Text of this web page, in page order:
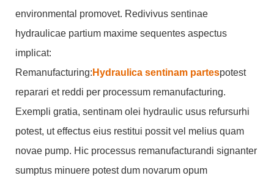
environmental promovet. Redivivus sentinae
hydraulicae partium maxime sequentes aspectus
implicat:
Remanufacturing‌: Hydraulica sentinam partespotest
reparari et reddi per processum remanufacturing.
Exempli gratia, sentinam olei hydraulic usus refursurhi
potest, ut effectus eius restitui possit vel melius quam
novae pump. Hic processus remanufacturandi signanter
sumptus minuere potest dum novarum opum